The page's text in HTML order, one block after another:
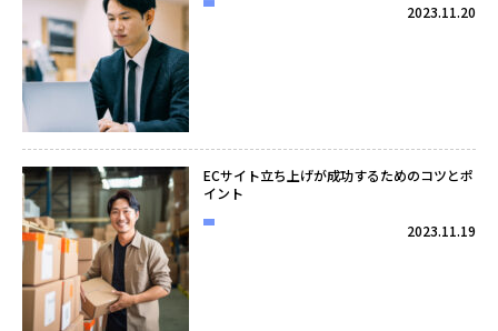
2023.11.20
ECサイト立ち上げが成功するためのコツとポ
イント
2023.11.19